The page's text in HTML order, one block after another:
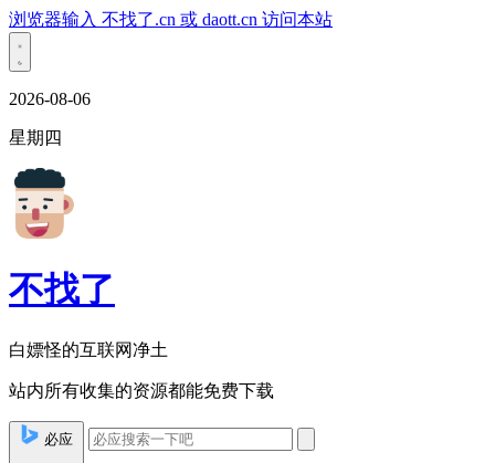
浏览器输入 不找了.cn 或 daott.cn 访问本站
2026-08-06
星期四
不找了
白嫖怪的互联网净土
站内所有收集的资源都能免费下载
必应